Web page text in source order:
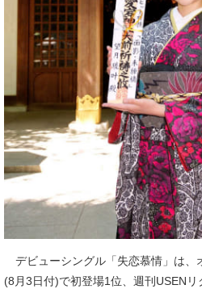
デビューシングル「失恋慕情」は、
(8月3日付)で初登場1位、週刊USEN